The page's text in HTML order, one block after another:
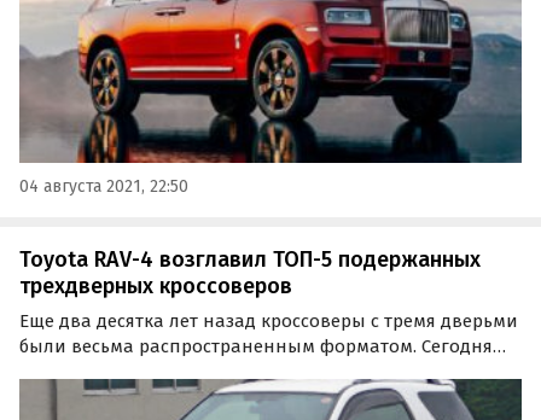
04 августа 2021, 22:50
Toyota RAV-4 возглавил ТОП-5 подержанных
трехдверных кроссоверов
Еще два десятка лет назад кроссоверы с тремя дверьми
были весьма распространенным форматом. Сегодня
купить подходящее подержанное авто, коих на